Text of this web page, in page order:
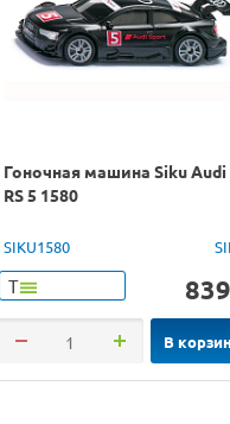
Гоночная машина Siku Audi
RS 5 1580
SIKU1580
Т 839
В